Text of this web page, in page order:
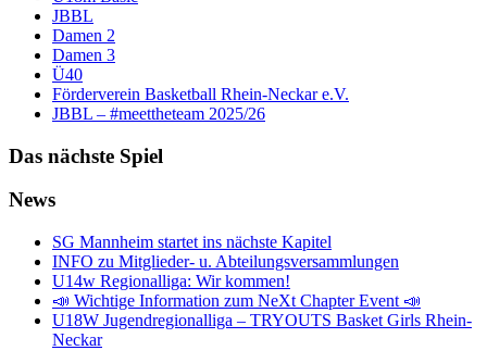
JBBL
Damen 2
Damen 3
Ü40
Förderverein Basketball Rhein-Neckar e.V.
JBBL – #meettheteam 2025/26
Das nächste Spiel
News
SG Mannheim startet ins nächste Kapitel
INFO zu Mitglieder- u. Abteilungsversammlungen
U14w Regionalliga: Wir kommen!
📣 Wichtige Information zum NeXt Chapter Event 📣
U18W Jugendregionalliga – TRYOUTS Basket Girls Rhein-
Neckar